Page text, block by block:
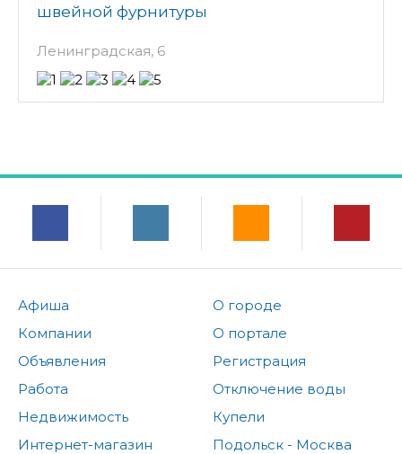
швейной фурнитуры
Ленинградская, 6
Афиша
Компании
Объявления
Работа
Недвижимость
Интернет-магазин
О городе
О портале
Регистрация
Отключение воды
Купели
Подольск - Москва